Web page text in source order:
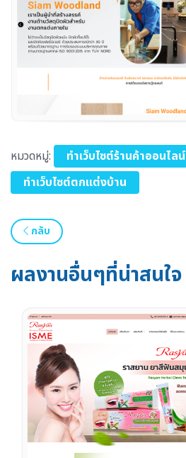
หมวดหมู่:
ทำเว็บไซต์ร้านค้าออนไลน์
ทำเว็บไซต์ตกแต่งบ้าน
กลับ
ผลงานอื่นๆที่น่าสนใจ